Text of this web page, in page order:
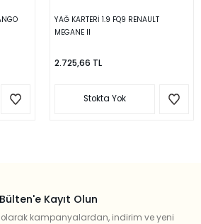
YAĞ KARTERİ 1.9 FQ9 RENAULT
MEGANE II
2.725,66 TL
Stokta Yok
Kayıt Olun
olarak kampanyalardan, indirim ve yeni